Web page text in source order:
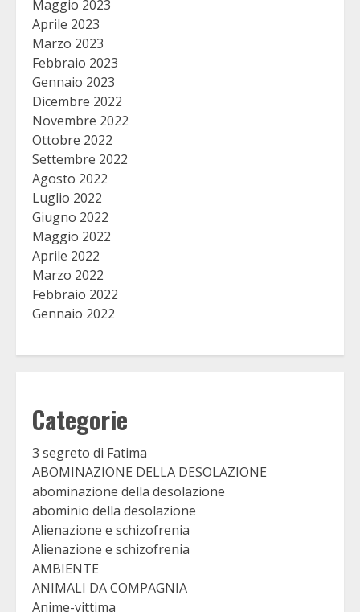
Maggio 2023
Aprile 2023
Marzo 2023
Febbraio 2023
Gennaio 2023
Dicembre 2022
Novembre 2022
Ottobre 2022
Settembre 2022
Agosto 2022
Luglio 2022
Giugno 2022
Maggio 2022
Aprile 2022
Marzo 2022
Febbraio 2022
Gennaio 2022
Categorie
3 segreto di Fatima
ABOMINAZIONE DELLA DESOLAZIONE
abominazione della desolazione
abominio della desolazione
Alienazione e schizofrenia
Alienazione e schizofrenia
AMBIENTE
ANIMALI DA COMPAGNIA
Anime-vittima